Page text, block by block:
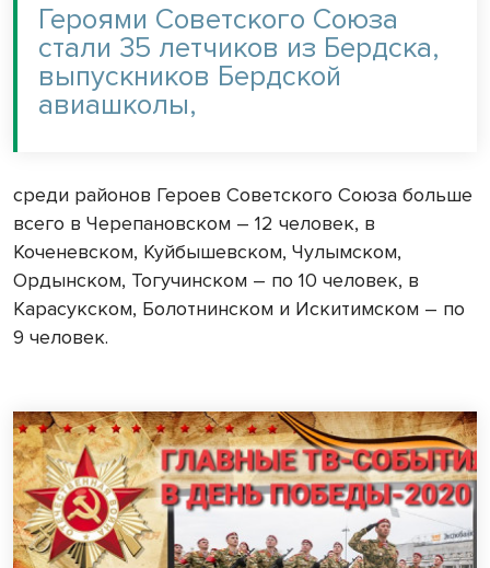
Героями Советского Союза
стали 35 летчиков из Бердска,
выпускников Бердской
авиашколы,
среди районов Героев Советского Союза больше
всего в Черепановском – 12 человек, в
Коченевском, Куйбышевском, Чулымском,
Ордынском, Тогучинском – по 10 человек, в
Карасукском, Болотнинском и Искитимском – по
9 человек.